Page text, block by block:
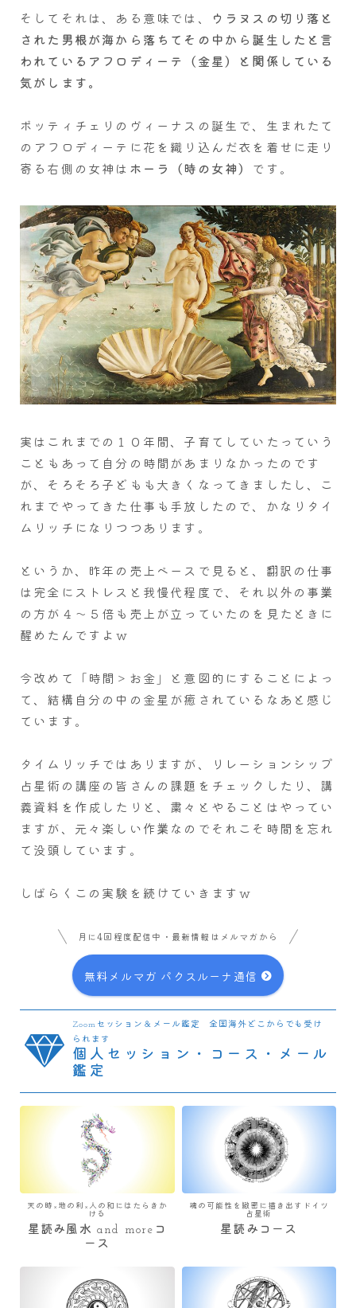
そしてそれは、ある意味では、
ウラヌスの切り落と
された男根が海から落ちてその中から誕生したと言
われているアフロディーテ（金星）と関係している
気がします。
ボッティチェリのヴィーナスの誕生で、生まれたて
のアフロディーテに花を織り込んだ衣を着せに走り
寄る右側の女神は ホーラ（時の女神） です。
実はこれまでの１０年間、子育てしていたっていう
こともあって自分の時間があまりなかったのです
が、そろそろ子どもも大きくなってきましたし、こ
れまでやってきた仕事も手放したので、かなりタイ
ムリッチになりつつあります。
というか、昨年の売上ベースで見ると、翻訳の仕事
は完全にストレスと我慢代程度で、それ以外の事業
の方が４～５倍も売上が立っていたのを見たときに
醒めたんですよｗ
今改めて「時間＞お金」と意図的にすることによっ
て、結構自分の中の金星が癒されているなあと感じ
ています。
タイムリッチではありますが、リレーションシップ
占星術の講座の皆さんの課題をチェックしたり、講
義資料を作成したりと、粛々とやることはやってい
ますが、元々楽しい作業なのでそれこそ時間を忘れ
て没頭しています。
しばらくこの実験を続けていきますｗ
月に4回程度配信中・最新情報はメルマガから
無料メルマガ パクスルーナ通信
Zoomセッション＆メール鑑定 全国海外どこからでも受け
られます
個人セッション・コース・メール
鑑定
天の時×地の利×人の和にはたらきか
ける
星読み風水 and moreコ
ース
魂の可能性を緻密に描き出すドイツ
占星術
星読みコース